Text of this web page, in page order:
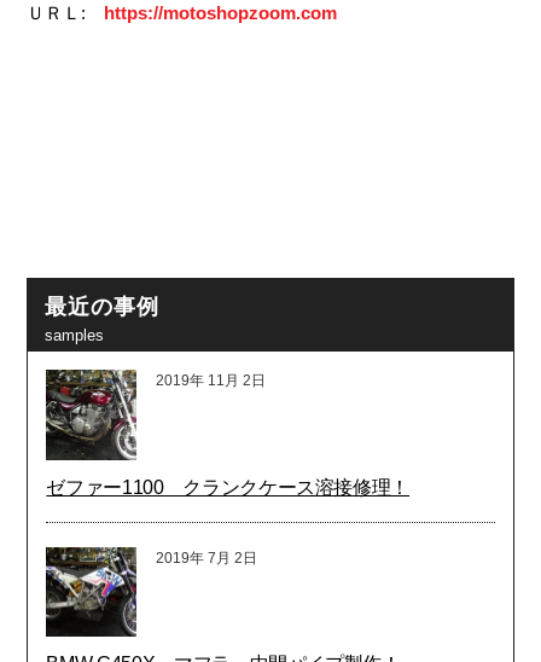
ＵＲＬ: https://motoshopzoom.com
最近の事例
samples
2019年 11月 2日
ゼファー1100 クランクケース溶接修理！
2019年 7月 2日